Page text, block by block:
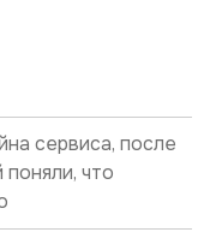
сервиса, после
что